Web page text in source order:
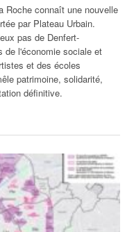
Roche connaît une nouvelle
par Plateau Urbain.
pas de Denfert-
de l'économie sociale et
et des écoles
patrimoine, solidarité,
définitive.